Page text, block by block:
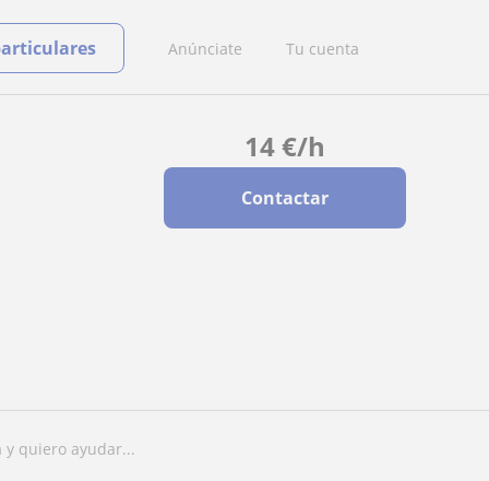
Anúnciate Tu cuenta
14€/h
Contactar
y quiero ayudar...